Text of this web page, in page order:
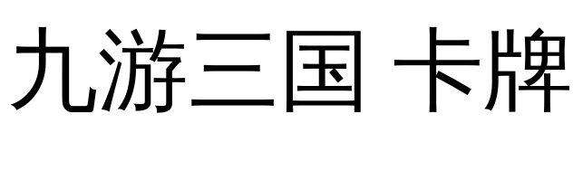
九游三国 卡牌